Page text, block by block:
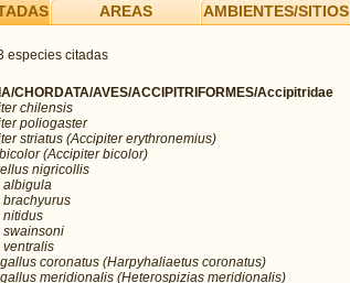
AREAS AMBIENTES/SITIOS
especies citadas
CHORDATA/AVES/ACCIPITRIFORMES/Accipitridae
chilensis
poliogaster
striatus (Accipiter erythronemius)
(Accipiter bicolor)
nigricollis
albigula
brachyurus
nitidus
swainsoni
ventralis
coronatus (Harpyhaliaetus coronatus)
meridionalis (Heterospizias meridionalis)